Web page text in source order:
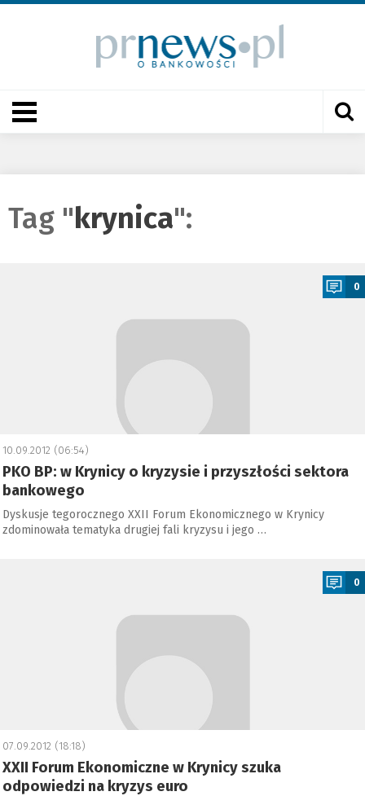
Tag "krynica":
0
10.09.2012 (06:54)
PKO BP: w Krynicy o kryzysie i przyszłości sektora
bankowego
Dyskusje tegorocznego XXII Forum Ekonomicznego w Krynicy
zdominowała tematyka drugiej fali kryzysu i jego …
0
07.09.2012 (18:18)
XXII Forum Ekonomiczne w Krynicy szuka
odpowiedzi na kryzys euro